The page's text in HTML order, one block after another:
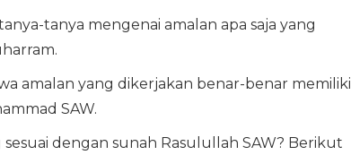
tanya mengenai amalan apa saja yang
amalan yang dikerjakan benar-benar memiliki
SAW.
sesuai dengan sunah Rasulullah SAW? Berikut